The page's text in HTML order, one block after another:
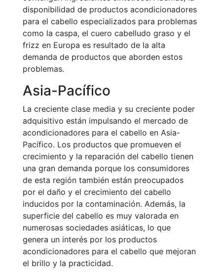
disponibilidad de productos acondicionadores
para el cabello especializados para problemas
como la caspa, el cuero cabelludo graso y el
frizz en Europa es resultado de la alta
demanda de productos que aborden estos
problemas.
Asia-Pacífico
La creciente clase media y su creciente poder
adquisitivo están impulsando el mercado de
acondicionadores para el cabello en Asia-
Pacífico. Los productos que promueven el
crecimiento y la reparación del cabello tienen
una gran demanda porque los consumidores
de esta región también están preocupados
por el daño y el crecimiento del cabello
inducidos por la contaminación. Además, la
superficie del cabello es muy valorada en
numerosas sociedades asiáticas, lo que
genera un interés por los productos
acondicionadores para el cabello que mejoran
el brillo y la practicidad.